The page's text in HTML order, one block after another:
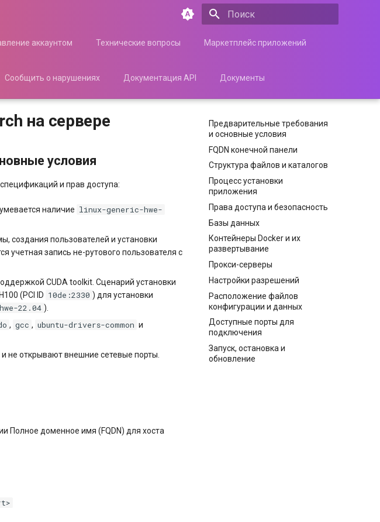
аккаунтом Технические вопросы Маркетплейс приложений
Сообщить о нарушениях Документация API Документы
Предварительные требования
и основные условия
FQDN конечной панели
Структура файлов и каталогов
Процесс установки
приложения
Права доступа и безопасность
Базы данных
Контейнеры Docker и их
развертывание
Прокси-серверы
Настройки разрешений
Расположение файлов
конфигурации и данных
Доступные порты для
подключения
Запуск, остановка и
обновление
на сервере
условия
и прав доступа:
наличие linux-generic-hwe-
создания пользователей и установки
учетная запись не-рутового пользователя с
CUDA toolkit. Сценарий установки
(PCI ID 10de:2330 ) для установки
22.04 ).
, gcc , ubuntu-drivers-common и
не открывают внешние сетевые порты.
Полное доменное имя (FQDN) для хоста